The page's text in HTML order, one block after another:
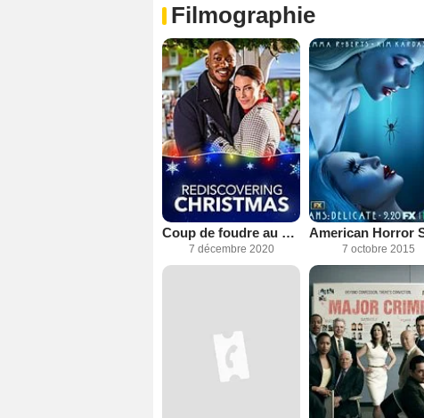
Filmographie
Coup de foudre au bal de Noël
7 décembre 2020 7 octobre 2015